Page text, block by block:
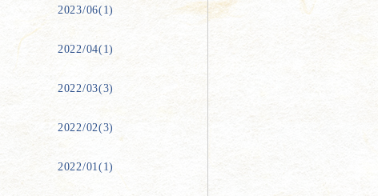
2023/06(1)
2022/04(1)
2022/03(3)
2022/02(3)
2022/01(1)